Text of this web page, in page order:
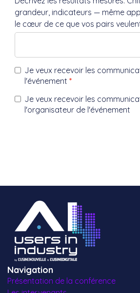
Navigation
Présentation de la conférence